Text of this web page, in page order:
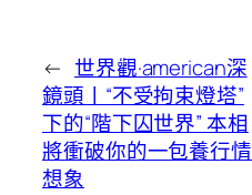
← 世界觀·american深
鏡頭丨“不受拘束燈塔”
下的“階下囚世界” 本相
將衝破你的一包養行情
想象